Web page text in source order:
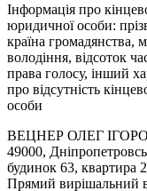
Інформація про
юридичної особи:
країна громадянства,
володіння, відсоток
права голосу, інший
про відсутність
особи
ВЕЦНЕР ОЛЕГ
49000,
будинок 63, квартира
Прямий вирішальний